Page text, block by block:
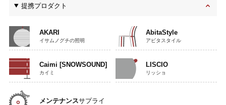
提携プロダクト
AKARI
イサムノグチの照明
AbitaStyle
アビタスタイル
Caimi [SNOWSOUND]
カイミ
LISCIO
リッショ
メンテナンスサプライ